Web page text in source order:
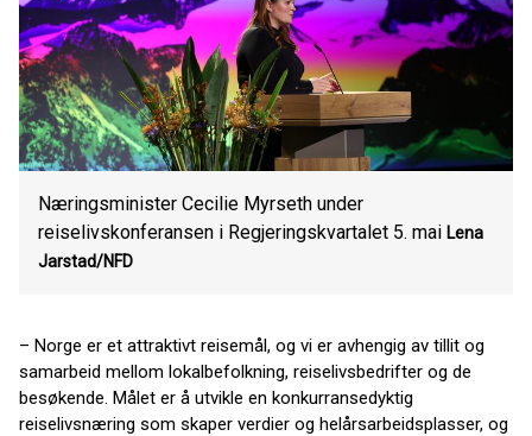
Næringsminister Cecilie Myrseth under
reiselivskonferansen i Regjeringskvartalet 5. mai Lena
Jarstad/NFD
– Norge er et attraktivt reisemål, og vi er avhengig av tillit og
samarbeid mellom lokalbefolkning, reiselivsbedrifter og de
besøkende. Målet er å utvikle en konkurransedyktig
reiselivsnæring som skaper verdier og helårsarbeidsplasser, og